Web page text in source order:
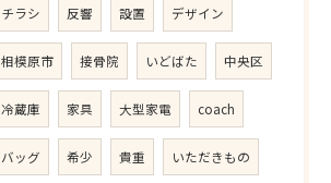
チラシ 反響 設置 デザイン
相模原市 接骨院 いどばた 中央区
冷蔵庫 家具 大型家電 coach
バッグ 希少 貴重 いただきもの